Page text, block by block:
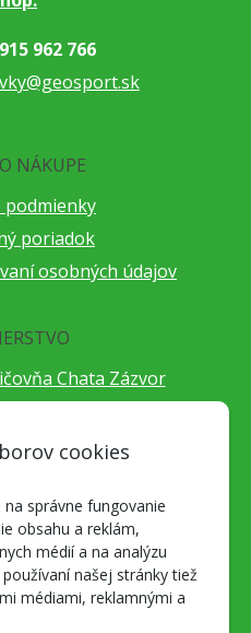
cookies
správne fungovanie
obsahu a reklám,
médií a na analýzu
našej stránky tiež
médiami, reklamnými a
962 766
NÁKUPE
podmienky
poriadok
osobných údajov
Chata Zázvor
Cestou necestou
Slovensko
Derešom
Nemecká
Hrona